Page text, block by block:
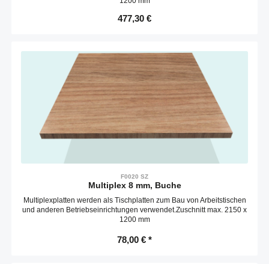
Regulärer Preis:
477,30 €
F0020 SZ
Multiplex 8 mm, Buche
Multiplexplatten werden als Tischplatten zum Bau von Arbeitstischen
und anderen Betriebseinrichtungen verwendet.Zuschnitt max. 2150 x
1200 mm
78,00 € *